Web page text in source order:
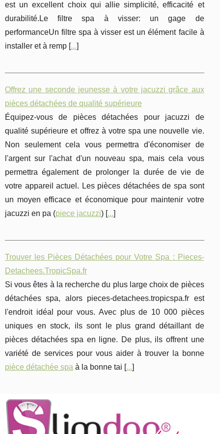
est un excellent choix qui allie simplicité, efficacité et
durabilité.Le filtre spa à visser: un gage de
performanceUn filtre spa à visser est un élément facile à
installer et à remp [...]
Offrez une seconde jeunesse à votre jacuzzi grâce aux
pièces détachées de qualité supérieure
Équipez-vous de pièces détachées pour jacuzzi de
qualité supérieure et offrez à votre spa une nouvelle vie.
Non seulement cela vous permettra d'économiser de
l'argent sur l'achat d'un nouveau spa, mais cela vous
permettra également de prolonger la durée de vie de
votre appareil actuel. Les pièces détachées de spa sont
un moyen efficace et économique pour maintenir votre
jacuzzi en pa (piece jacuzzi) [...]
Trouver les Pièces Détachées pour Votre Spa : Pieces-
Detachees.TropicSpa.fr
Si vous êtes à la recherche du plus large choix de pièces
détachées spa, alors pieces-detachees.tropicspa.fr est
l'endroit idéal pour vous. Avec plus de 10 000 pièces
uniques en stock, ils sont le plus grand détaillant de
pièces détachées spa en ligne. De plus, ils offrent une
variété de services pour vous aider à trouver la bonne
pièce détachée spa à la bonne tai [...]